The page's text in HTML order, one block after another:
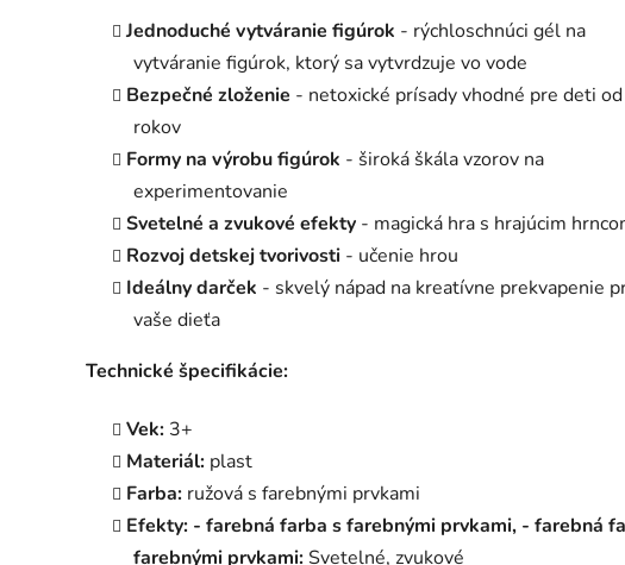
Jednoduché vytváranie figúrok - rýchloschnúci gél na
vytváranie figúrok, ktorý sa vytvrdzuje vo vode
Bezpečné zloženie - netoxické prísady vhodné pre deti
rokov
Formy na výrobu figúrok - široká škála vzorov na
experimentovanie
Svetelné a zvukové efekty - magická hra s hrajúcim
Rozvoj detskej tvorivosti - učenie hrou
Ideálny darček - skvelý nápad na kreatívne prekvapenie
vaše dieťa
Technické špecifikácie:
Vek: 3+
Materiál: plast
Farba: ružová s farebnými prvkami
Efekty: - farebná farba s farebnými prvkami, - farebná
farebnými prvkami:Svetelné, zvukové